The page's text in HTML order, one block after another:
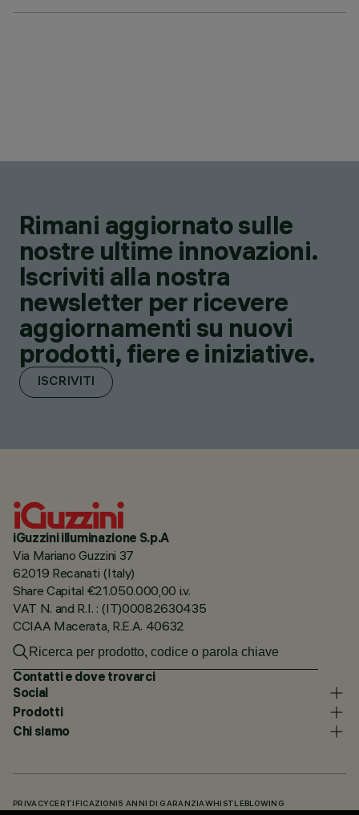
Rimani aggiornato sulle
nostre ultime innovazioni.
Iscriviti alla nostra
newsletter per ricevere
aggiornamenti su nuovi
prodotti, fiere e iniziative.
ISCRIVITI
iGuzzini illuminazione S.p.A
Via Mariano Guzzini 37
62019 Recanati (Italy)
Share Capital €21.050.000,00 i.v.
VAT N. and R.I. : (IT)00082630435
CCIAA Macerata, R.E.A. 40632
Contatti e dove trovarci
Social
Prodotti
Chi siamo
PRIVACY CERTIFICAZIONI 5 ANNI DI GARANZIAWHISTLEBLOWING